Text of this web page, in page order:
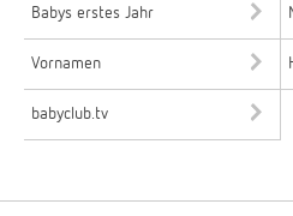
Babys erstes Jahr
Vornamen
babyclub.tv